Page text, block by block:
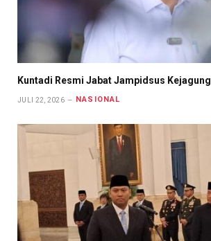
Kuntadi Resmi Jabat Jampidsus Kejagung
JULI 22, 2026 NASIONAL